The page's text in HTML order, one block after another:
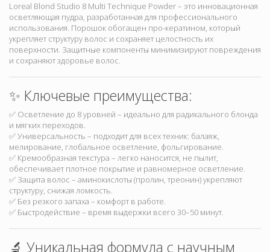
Loreal Blond Studio 8 Multi Technique Powder – это инновационная
осветляющая пудра, разработанная для профессионального
использования. Порошок обогащен про-кератином, который
укрепляет структуру волос и сохраняет целостность их
поверхности. Защитные компоненты минимизируют повреждения
и сохраняют здоровье волос.
✨ Ключевые преимущества:
✅ Осветление до 8 уровней – идеально для радикального блонда
и мягких переходов.
✅ Универсальность – подходит для всех техник: балаяж,
мелирование, глобальное осветление, фольгирование.
✅ Кремообразная текстура – легко наносится, не пылит,
обеспечивает плотное покрытие и равномерное осветление.
✅ Защита волос – аминокислоты (пролин, треонин) укрепляют
структуру, снижая ломкость.
✅ Без резкого запаха – комфорт в работе.
✅ Быстродействие – время выдержки всего 30–50 минут.
🔬 Уникальная формула с научным